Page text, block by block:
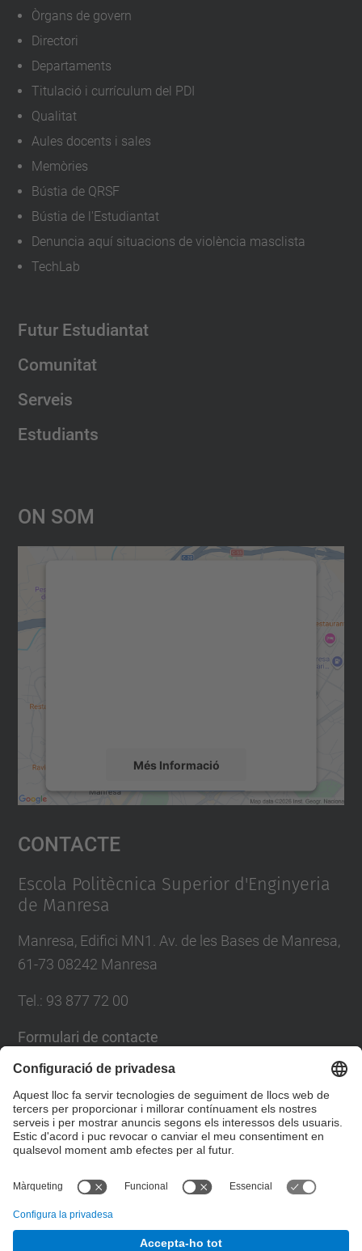
Òrgans de govern
Directori
Departaments
Titulació i currículum del PDI
Qualitat
Aules docents i sales
Memòries
Bústia de QRSF
Bústia de l'Estudiantat
Denuncia aquí situacions de violència masclista
TechLab
Futur Estudiantat
Comunitat
Serveis
Estudiants
On Som
Més Informació
Accepta
powered by
Contacte
Escola Politècnica Superior d'Enginyeria
de Manresa
Manresa, Edifici MN1. Av. de les Bases de Manresa,
61-73 08242 Manresa
Tel.: 93 877 72 00
Formulari de contacte
Llista Xarxes Socials
© UPCEscola Politècnica Superior d'Enginyeria de